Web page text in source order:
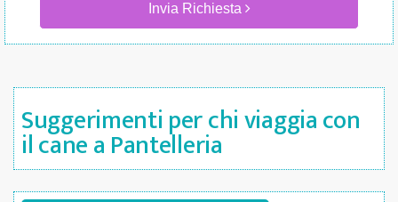
Invia Richiesta
Suggerimenti per chi viaggia con
il cane a Pantelleria